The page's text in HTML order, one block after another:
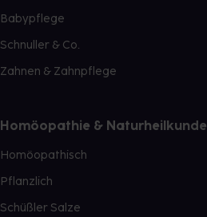
Babypflege
Schnuller & Co.
Zahnen & Zahnpflege
Homöopathie & Naturheilkunde
Homöopathisch
Pflanzlich
Schüßler Salze